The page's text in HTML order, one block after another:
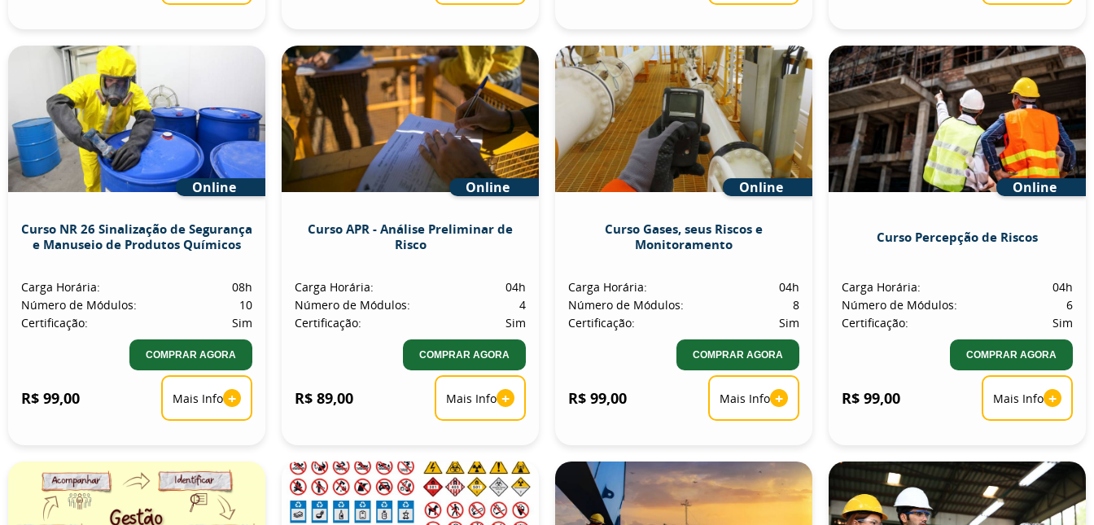
Online
Curso NR 26 Sinalização de Segurança
e Manuseio de Produtos Químicos
Carga Horária:
08h
Número de Módulos:
10
Certificação:
Sim
COMPRAR AGORA
R$ 99,00 Mais Info +
Online
Curso APR - Análise Preliminar de
Risco
Carga Horária:
04h
Número de Módulos:
4
Certificação:
Sim
COMPRAR AGORA
R$ 89,00 Mais Info +
Online
Curso Gases, seus Riscos e
Monitoramento
Carga Horária:
04h
Número de Módulos:
8
Certificação:
Sim
COMPRAR AGORA
R$ 99,00 Mais Info +
Online
Curso Percepção de Riscos
Carga Horária:
04h
Número de Módulos:
6
Certificação:
Sim
COMPRAR AGORA
R$ 99,00 Mais Info +